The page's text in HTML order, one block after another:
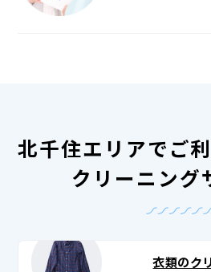
北千住エリアでご
クリーニング
衣類のク